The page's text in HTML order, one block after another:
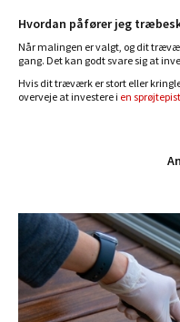
Hvordan påfører jeg
Når malingen er valgt, og dit
gang. Det kan godt svare sig at
Hvis dit træværk er stort eller
overveje at investere i en